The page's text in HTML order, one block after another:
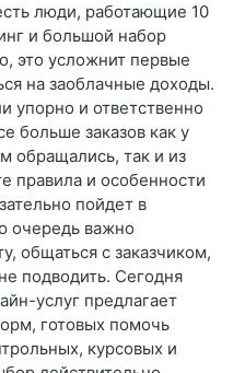
люди, работающие 10
и большой набор
это усложнит первые
на заоблачные доходы.
упорно и ответственно
больше заказов как у
обращались, так и из
правила и особенности
пойдет в
очередь важно
общаться с заказчиком,
подводить. Сегодня
услуг предлагает
готовых помочь
курсовых и